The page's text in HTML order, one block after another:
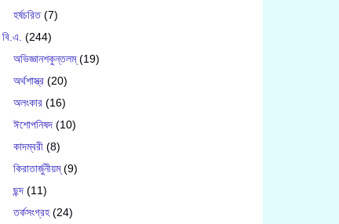
হর্ষচরিত(7)
বি.এ. (244)
অভিজ্ঞানশকুন্তলম্(19)
অর্থশাস্ত্র (20)
অলংকার (16)
ঈশোপনিষদ (10)
কাদম্বরী (8)
কিরাতার্জুনীয়ম্(9)
ছন্দ (11)
তর্কসংগ্রহ(24)